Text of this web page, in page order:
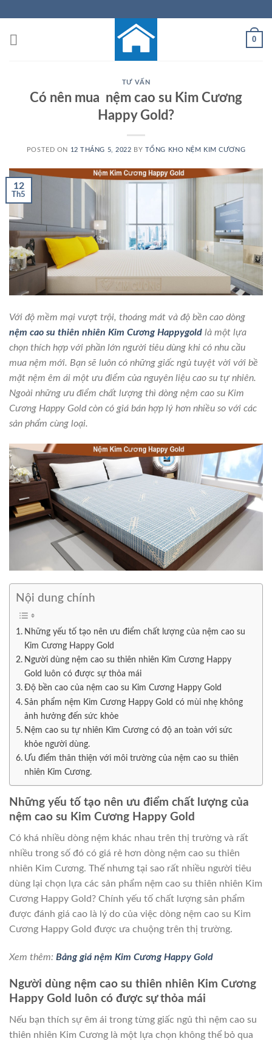
content
0
TƯ VẤN
Có nên mua nệm cao su Kim Cương
Happy Gold?
POSTED ON 12 THÁNG 5, 2022 BY TỔNG KHO NỆM KIM CƯƠNG
12
Th5
Với độ mềm mại vượt trội, thoáng mát và độ bền cao dòng
nệm cao su thiên nhiên Kim Cương Happygold là một lựa
chọn thích hợp với phần lớn người tiêu dùng khi có nhu cầu
mua nệm mới. Bạn sẽ luôn có những giấc ngủ tuyệt vời với bề
mặt nệm êm ái một ưu điểm của nguyên liệu cao su tự nhiên.
Ngoài những ưu điểm chất lượng thì dòng nệm cao su Kim
Cương Happy Gold còn có giá bán hợp lý hơn nhiều so với các
sản phẩm cùng loại.
Nội dung chính
Những yếu tố tạo nên ưu điểm chất lượng của nệm cao su
Kim Cương Happy Gold
Người dùng nệm cao su thiên nhiên Kim Cương Happy
Gold luôn có được sự thỏa mái
Độ bền cao của nệm cao su Kim Cương Happy Gold
Sản phẩm nệm Kim Cương Happy Gold có mùi nhẹ không
ảnh hưởng đến sức khỏe
Nệm cao su tự nhiên Kim Cương có độ an toàn với sức
khỏe người dùng.
Ưu điểm thân thiện với môi trường của nệm cao su thiên
nhiên Kim Cương.
Những yếu tố tạo nên ưu điểm chất lượng của
nệm cao su Kim Cương Happy Gold
Có khá nhiều dòng nệm khác nhau trên thị trường và rất
nhiều trong số đó có giá rẻ hơn dòng nệm cao su thiên
nhiên Kim Cương. Thế nhưng tại sao rất nhiều người tiêu
dùng lại chọn lựa các sản phẩm nệm cao su thiên nhiên Kim
Cương Happy Gold? Chính yếu tố chất lượng sản phẩm
được đánh giá cao là lý do của việc dòng nệm cao su Kim
Cương Happy Gold được ưa chuộng trên thị trường.
Xem thêm: Bảng giá nệm Kim Cương Happy Gold
Người dùng nệm cao su thiên nhiên Kim Cương
Happy Gold luôn có được sự thỏa mái
Nếu bạn thích sự êm ái trong từng giấc ngủ thì nệm cao su
thiên nhiên Kim Cương là một lựa chọn không thể bỏ qua